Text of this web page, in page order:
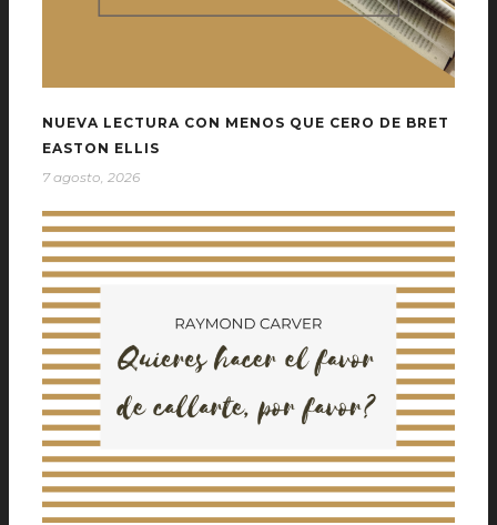
NUEVA LECTURA CON MENOS QUE CERO DE BRET
EASTON ELLIS
7 agosto, 2026